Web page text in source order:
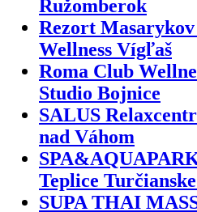
Ružomberok
Rezort
Wellness Vígľaš
Roma Club
Studio Bojnice
SALUS
nad Váhom
Teplice
SUPA THAI